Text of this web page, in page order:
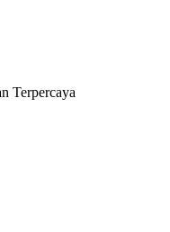
Terpercaya